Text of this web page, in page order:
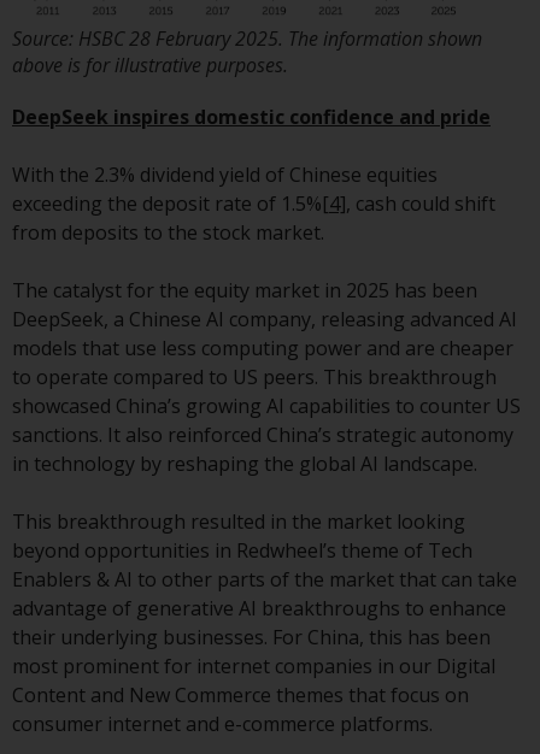
Sie
https://www.redwheel.com/us/en/
and-documents/ besuchen. Bitte
lesen Sie den Verkaufsprospekt
sorgfältig durch, bevor Sie
investieren.
Andere auf dieser Website
beschriebene Fonds unterliegen
nicht den gleichen
regulatorischen Anforderungen
wie 40 Act Funds, einschließlich
der Anforderungen an
Investmentfonds, Anlegern
bestimmte regelmäßige und
standardisierte Preis- und
Bewertungsinformationen zur
Verfügung zu stellen. Qualifizierte
potenzielle Anleger sollten vor
einer Anlage in diese Fonds das
Angebotsprospekt und andere
zugehörige Fondsdokumente
konsultieren, um eine
vollständige Liste der Risiken und
andere relevante Informationen
zu erhalten.
Source: HSBC 28 February 2025. The information shown
above is for illustrative purposes.
DeepSeek inspires domestic confidence and pride
With the 2.3% dividend yield of Chinese equities
exceeding the deposit rate of 1.5%[4], cash could shift
from deposits to the stock market.
The catalyst for the equity market in 2025 has been
DeepSeek, a Chinese AI company, releasing advanced AI
models that use less computing power and are cheaper
to operate compared to US peers. This breakthrough
showcased China’s growing AI capabilities to counter US
sanctions. It also reinforced China’s strategic autonomy
in technology by reshaping the global AI landscape.
This breakthrough resulted in the market looking
beyond opportunities in Redwheel’s theme of Tech
Enablers & AI to other parts of the market that can take
advantage of generative AI breakthroughs to enhance
their underlying businesses. For China, this has been
most prominent for internet companies in our Digital
Content and New Commerce themes that focus on
consumer internet and e-commerce platforms.